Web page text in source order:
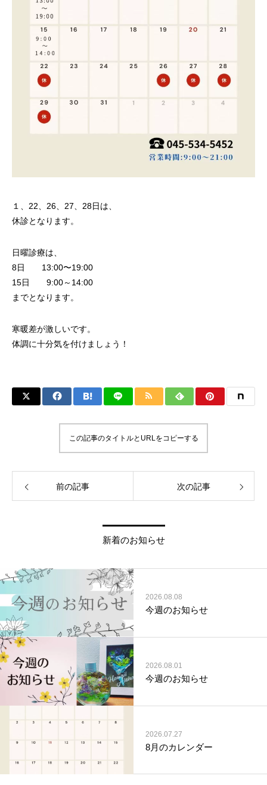
１、22、26、27、28日は、
休診となります。
日曜診療は、
8日 13:00〜19:00
15日 9:00～14:00
までとなります。
寒暖差が激しいです。
体調に十分気を付けましょう！
この記事のタイトルとURLをコピーする
前の記事 次の記事
新着のお知らせ
2026.08.08
今週のお知らせ
2026.08.01
今週のお知らせ
2026.07.27
8月のカレンダー